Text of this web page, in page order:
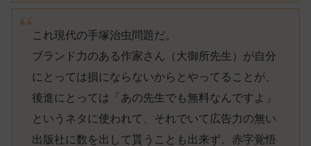
これ現代の手塚治虫問題だ。
ブランド力のある作家さん（大御所先生）が自分
にとっては損にならないからとやってることが、
後進にとっては「あの先生でも無料なんですよ」
というネタに使われて、それでいて広告力の無い
出版社に数を出して貰うことも出来ず、赤字覚悟